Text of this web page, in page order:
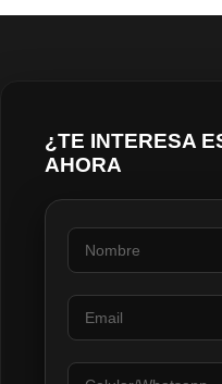
¿TE INTERESA
AHORA